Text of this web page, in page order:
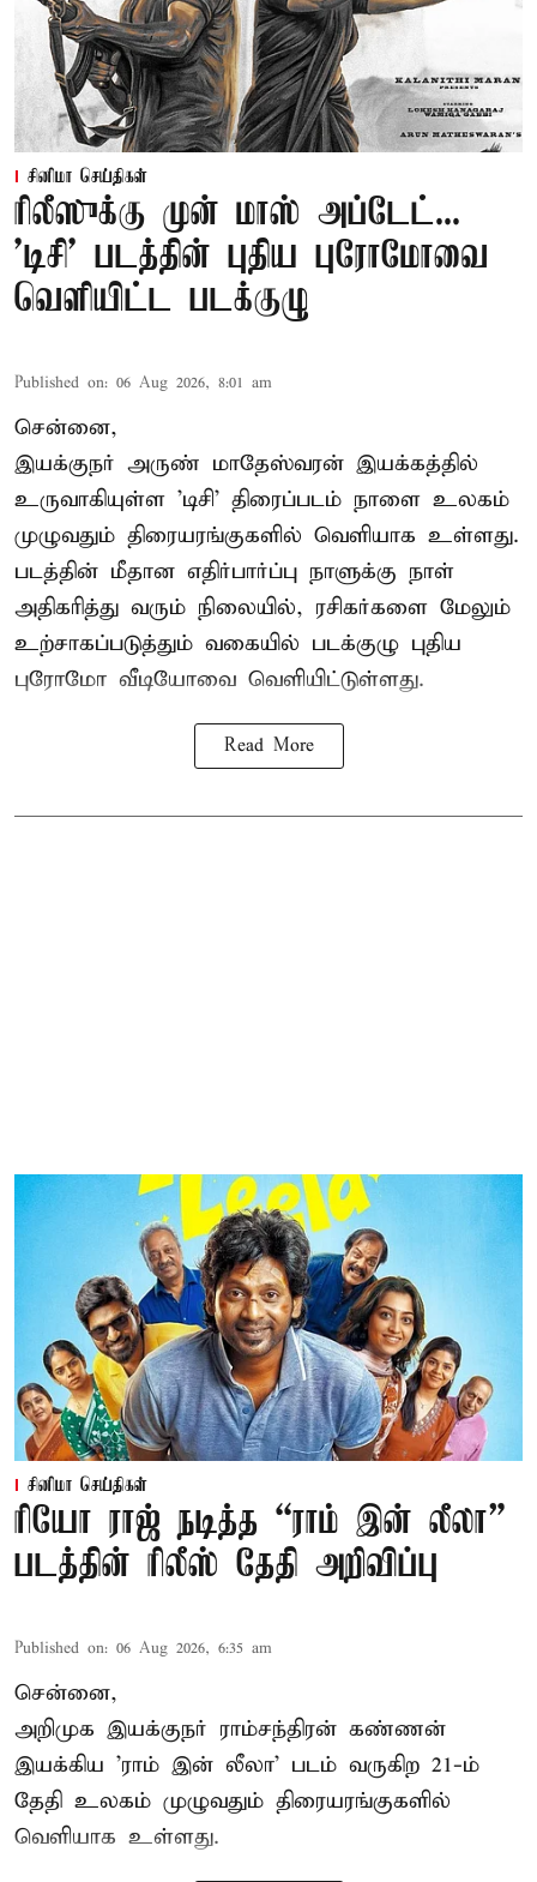
சினிமா செய்திகள்
ரிலீஸுக்கு முன் மாஸ் அப்டேட்...
'டிசி' படத்தின் புதிய புரோமோவை
வெளியிட்ட படக்குழு
Published on: 06 Aug 2026, 8:01 am
சென்னை,
இயக்குநர் அருண் மாதேஸ்வரன் இயக்கத்தில்
உருவாகியுள்ள 'டிசி' திரைப்படம் நாளை உலகம்
முழுவதும் திரையரங்குகளில் வெளியாக உள்ளது.
படத்தின் மீதான எதிர்பார்ப்பு நாளுக்கு நாள்
அதிகரித்து வரும் நிலையில், ரசிகர்களை மேலும்
உற்சாகப்படுத்தும் வகையில் படக்குழு புதிய
புரோமோ வீடியோவை வெளியிட்டுள்ளது.
Read More
சினிமா செய்திகள்
ரியோ ராஜ் நடித்த “ராம் இன் லீலா”
படத்தின் ரிலீஸ் தேதி அறிவிப்பு
Published on: 06 Aug 2026, 6:35 am
சென்னை,
அறிமுக இயக்குநர் ராம்சந்திரன் கண்ணன்
இயக்கிய 'ராம் இன் லீலா' படம் வருகிற 21-ம்
தேதி உலகம் முழுவதும் திரையரங்குகளில்
வெளியாக உள்ளது.